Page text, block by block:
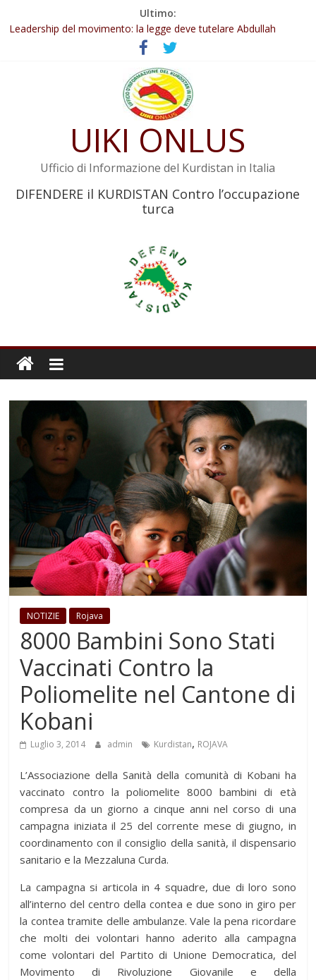
Ultimo:
Abdullah Öcalan: Le legge negativa deve essere trasformata in
legge positiva
Leadership del movimento: la legge deve tutelare Abdullah
Commissione donne del KNK: Şengal è di nuovo sotto minaccia
Non tenere conto della situazione di Rêber Apo ostacolerebbe
Il KNK chiede un’azione internazionale contro i crimini di guerra
UIKI ONLUS
Ufficio di Informazione del Kurdistan in Italia
DIFENDERE il KURDISTAN Contro l’occupazione
turca
NOTIZIE Rojava
8000 Bambini Sono Stati
Vaccinati Contro la
Poliomelite nel Cantone di
Kobani
Luglio 3, 2014 admin Kurdistan, ROJAVA
L’Associazione della Sanità della comunità di Kobani ha
vaccinato contro la poliomelite 8000 bambini di età
compresa da un giorno a cinque anni nel corso di una
campagna iniziata il 25 del corrente mese di giugno, in
coordinamento con il consiglio della sanità, il dispensario
sanitario e la Mezzaluna Curda.
La campagna si articola in 4 squadre, due di loro sono
all’interno del centro della contea e due sono in giro per
la contea tramite delle ambulanze. Vale la pena ricordare
che molti dei volontari hanno aderito alla campagna
come volontari del Partito di Unione Democratica, del
Movimento di Rivoluzione Giovanile e della